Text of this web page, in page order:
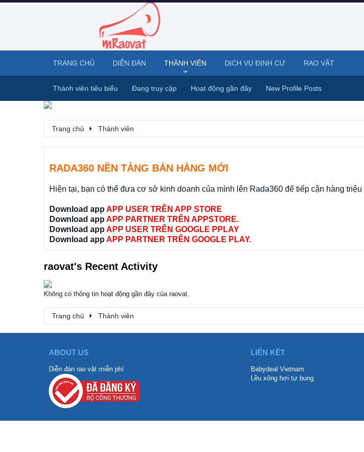
Trang chủ Thành viên
RADA360 NỀN TẢNG BÁN HÀNG MỚI
Hiện tại, bạn có thể đưa cơ sở kinh doanh của mình lên Rada360 để tiếp cận hàng triệu
Download app APP USER TRÊN APP STORE
Download app APP PARTNER TRÊN APPSTORE.
Download app APP USER TRÊN GOOGLE PPLAY
Download app APP PARTNER TRÊN GOOGLE PLAY.
raovat's Recent Activity
Không có thông tin hoạt động gần đây của raovat.
Trang chủ Thành viên
TRANG CHỦ DIỄN ĐÀN THÀNH VIÊN
Thành viên tiêu biểu Đang truy cập Hoạt động gần đây New Profile Posts
DỊCH VỤ ĐỊNH CƯ RAO VẶT
ABOUT US
Diễn đàn rao vặt miễn phí
LIÊN KẾT
Babydeal Vietnam
Lều xông hơi tự bung